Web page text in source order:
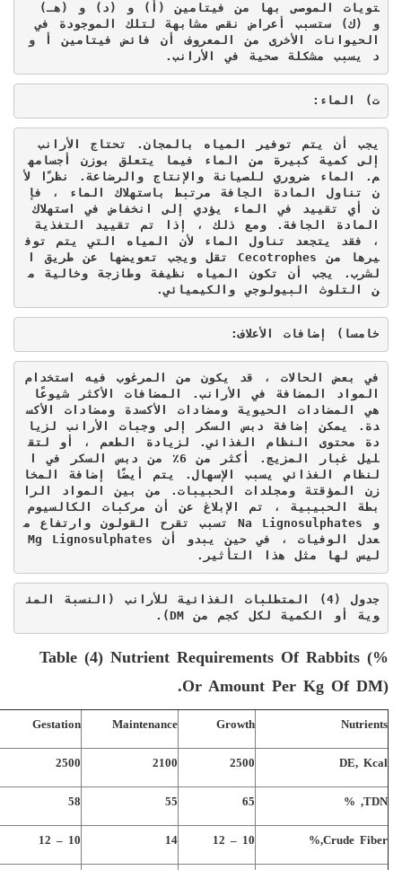
و (ك) ستسبب أعراض نقص مشابهة لتلك الموجودة في
الحيوانات الأخرى من المعروف أن فائض فيتامين أ و
د يسبب مشكلة صحية في الأرانب.
ت) الماء:
إلى كمية كبيرة من الماء فيما يتعلق بوزن أجسامه
م. الماء ضروري للصيانة والإنتاج والرضاعة. نظرًا لأ
ن تناول المادة الجافة مرتبط باستهلاك الماء ، فإ
، فقد يتجعد تناول الماء لأن المياه التي يتم توف
يرها من Cecotrophes تقل ويجب تعويضها عن طريق ا
لشرب. يجب أن تكون المياه نظيفة وطازجة وخالية م
ن التلوث البيولوجي والكيميائي.
خامسا) إضافات الأعلاف:
هي المضادات الحيوية ومضادات الأكسدة ومضادات الأكس
دة. يمكن إضافة دبس السكر إلى وجبات الأرانب لزيا
دة محتوى النظام الغذائي. لزيادة الطعم ، أو لتق
ليل غبار المزيج. أكثر من 6٪ من دبس السكر في ا
لنظام الغذائي يسبب الإسهال. يتم أيضًا إضافة المخا
زن المؤقتة ومجلدات الحبيبات. من بين المواد الرا
و Na Lignosulphates تسبب تقرح القولون وارتفاع م
عدل الوفيات ، في حين يبدو أن Mg Lignosulphates
ليس لها مثل هذا التأثير.
جدول (4) المتطلبات الغذائية للأرانب (النسبة المئ
وية أو الكمية لكل كجم من DM
).
Table (4) Nutrient Requirements Of Rabbits (%
Or Amount Per Kg Of DM).
Nutrients
Growth
Maintenance
Gestation
DE, Kcal
2500
2100
2500
TDN, %
65
55
58
Crude Fiber,%
10 – 12
14
10 – 12